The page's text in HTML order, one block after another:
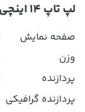
لپ تاپ 14 اينچي دل مدل Latitude 5430-D
صفحه نمایش
وزن
پردازنده
پردازنده گرافیکی